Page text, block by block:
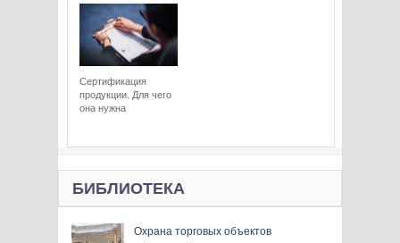
Сертификация
продукции. Для чего
она нужна
БИБЛИОТЕКА
Охрана торговых объектов